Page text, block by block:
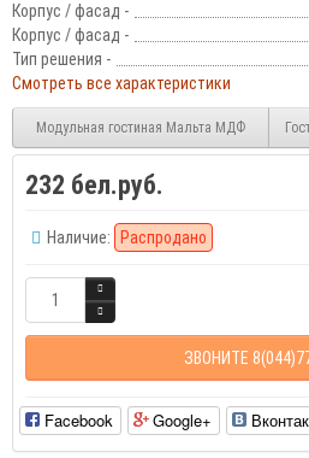
Корпус / фасад -
Корпус / фасад -
Тип решения -
Смотреть все характеристики
Модульная гостиная Мальта МДФ
232 бел.руб.
Наличие: Распродано
ЗВОНИТЕ
Facebook Google+